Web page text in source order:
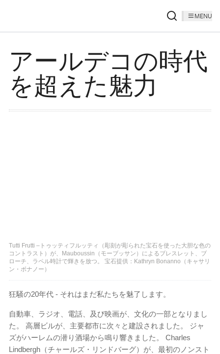
MENU
アールデコの時代
を超えた魅力
Tutti Frutti –トゥッティフルッティ（彫刻が彫られた宝石を使った大胆な色の
コントラスト）が、Mauboussin（モーブッサン）によるブレスレット、ブ
ローチ、ラペル時計で輝きを放つ。 宝石提供：Kathryn Bonanno（キャサリ
ン・ボナノー）
狂騒の20年代 - それはまだ私たちを魅了します。
自動車、ラジオ、電話、及び映画が、文化の一部となりまし
た。 高層ビルが、主要都市に次々と建設されました。 ジャ
ズがハーレムの潜り酒場から鳴り響きました。 Charles
Lindbergh（チャールズ・リンドバーグ）が、最初のノンスト